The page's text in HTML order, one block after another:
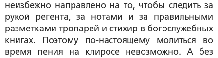
неизбежно направлено на то, чтобы следить за
рукой регента, за нотами и за правильными
разметками тропарей и стихир в богослужебных
книгах. Поэтому по-настоящему молиться во
время пения на клиросе невозможно. А без